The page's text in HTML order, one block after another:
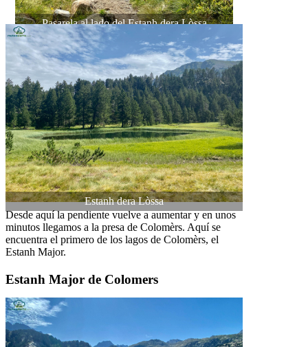
Pasarela al lado del Estanh dera Lòssa
Estanh dera Lòssa
Desde aquí la pendiente vuelve a aumentar y en unos
minutos llegamos a la presa de Colomèrs. Aquí se
encuentra el primero de los lagos de Colomèrs, el
Estanh Major.
Estanh Major de Colomers